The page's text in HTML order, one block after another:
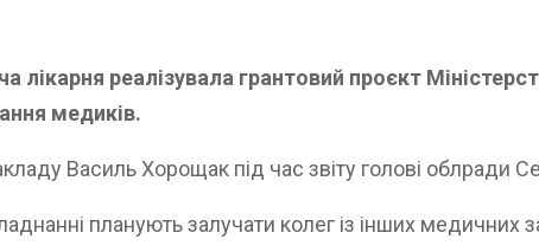
лікарня реалізувала грантовий проєкт
медиків.
Василь Хорощак під час звіту голові облради
планують залучати колег із інших медичних